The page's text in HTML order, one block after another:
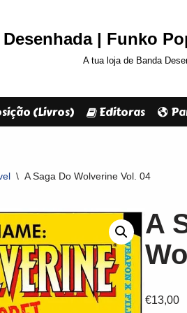
| Funko
A tua loja de Banda
(Livros) Editoras
\ A Saga Do Wolverine Vol. 04
A
€13,00